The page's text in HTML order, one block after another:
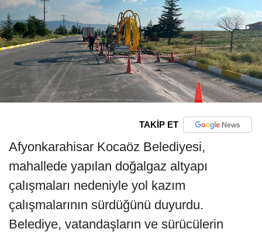
TAKİP ET
Afyonkarahisar Kocaöz Belediyesi,
mahallede yapılan doğalgaz altyapı
çalışmaları nedeniyle yol kazım
çalışmalarının sürdüğünü duyurdu.
Belediye, vatandaşların ve sürücülerin